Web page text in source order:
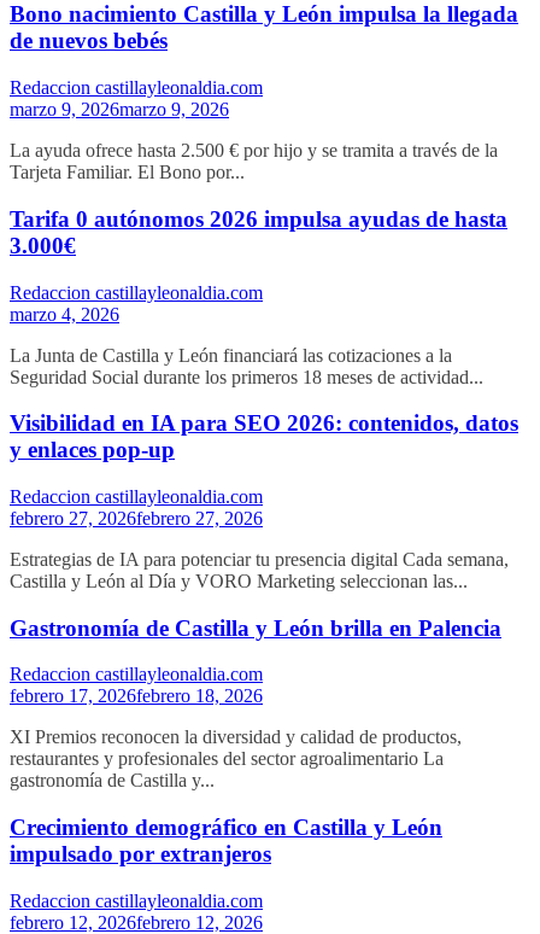
Bono nacimiento Castilla y León impulsa la llegada
de nuevos bebés
Redaccion castillayleonaldia.com
marzo 9, 2026marzo 9, 2026
La ayuda ofrece hasta 2.500 € por hijo y se tramita a través de la
Tarjeta Familiar. El Bono por...
Tarifa 0 autónomos 2026 impulsa ayudas de hasta
3.000€
Redaccion castillayleonaldia.com
marzo 4, 2026
La Junta de Castilla y León financiará las cotizaciones a la
Seguridad Social durante los primeros 18 meses de actividad...
Visibilidad en IA para SEO 2026: contenidos, datos
y enlaces pop-up
Redaccion castillayleonaldia.com
febrero 27, 2026febrero 27, 2026
Estrategias de IA para potenciar tu presencia digital Cada semana,
Castilla y León al Día y VORO Marketing seleccionan las...
Gastronomía de Castilla y León brilla en Palencia
Redaccion castillayleonaldia.com
febrero 17, 2026febrero 18, 2026
XI Premios reconocen la diversidad y calidad de productos,
restaurantes y profesionales del sector agroalimentario La
gastronomía de Castilla y...
Crecimiento demográfico en Castilla y León
impulsado por extranjeros
Redaccion castillayleonaldia.com
febrero 12, 2026febrero 12, 2026